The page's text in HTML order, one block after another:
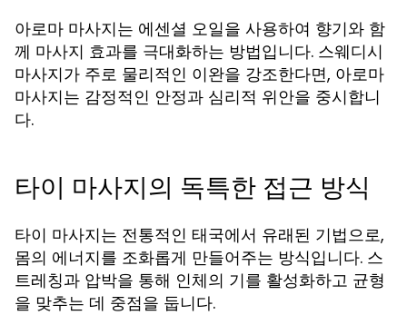
아로마 마사지는 에센셜 오일을 사용하여 향기와 함
께 마사지 효과를 극대화하는 방법입니다. 스웨디시
마사지가 주로 물리적인 이완을 강조한다면, 아로마
마사지는 감정적인 안정과 심리적 위안을 중시합니
다.
타이 마사지의 독특한 접근 방식
타이 마사지는 전통적인 태국에서 유래된 기법으로,
몸의 에너지를 조화롭게 만들어주는 방식입니다. 스
트레칭과 압박을 통해 인체의 기를 활성화하고 균형
을 맞추는 데 중점을 둡니다.